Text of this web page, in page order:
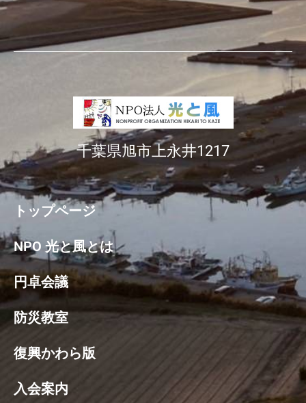
千葉県旭市上永井1217
トップページ
NPO 光と風とは
円卓会議
防災教室
復興かわら版
入会案内